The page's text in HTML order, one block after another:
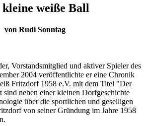
weiße Ball
von Rudi Sonntag
Vorstandsmitglied und aktiver Spieler des
2004 veröffentlichte er eine Chronik
Fritzdorf 1958 e.V. mit dem Titel "Der
neben einer kleinen Dorfgeschichte
über die sportlichen und geselligen
von seiner Gründung im Jahre 1958